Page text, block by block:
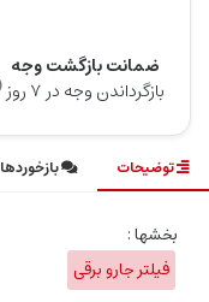
ضمانت بازگشت وجه
بازگرداندن وجه در ۷ روز
توضیحات بازخوردها
بخشها :
فیلتر جارو برقی